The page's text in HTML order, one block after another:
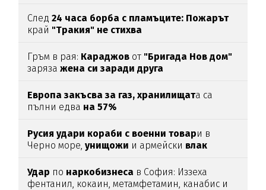
След 24 часа борба с пламъците: Пожарът
край "Тракия" не стихва
Гръм в рая: Караджов от "Бригада Нов дом"
зарязажена си заради друга
Европа закъсва за газ, хранилищата са
пълни едва на 57%
Русия удари кораби с военни товари в
Черно море,унищожи и армейски влак
Удар по наркобизнеса в София: Иззеха
фентанил, кокаин, метамфетамин, канабис и